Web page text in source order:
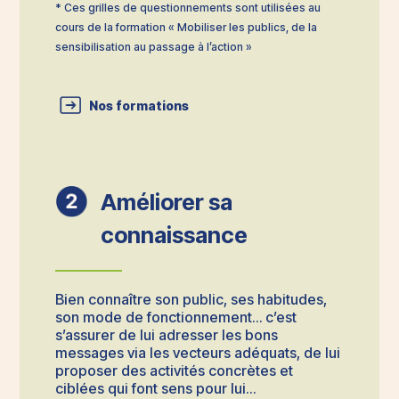
* Ces grilles de questionnements sont utilisées au
cours de la formation « Mobiliser les publics, de la
sensibilisation au passage à l’action »
Nos formations
Améliorer sa
connaissance
Bien connaître son public, ses habitudes,
son mode de fonctionnement… c’est
s’assurer de lui adresser les bons
messages via les vecteurs adéquats, de lui
proposer des activités concrètes et
ciblées qui font sens pour lui…